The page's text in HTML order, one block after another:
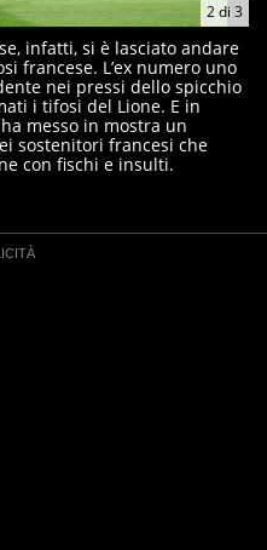
2di 3
infatti, si è lasciato andare
francese. L’ex numero uno
nei pressi dello spicchio
i tifosi del Lione. E in
messo in mostra un
sostenitori francesi che
con fischi e insulti.